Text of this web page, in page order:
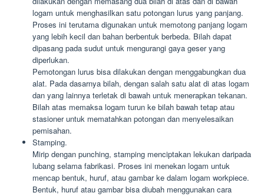
logam untuk menghasilkan satu potongan lurus yang panjang.
Proses ini terutama digunakan untuk memotong panjang logam
yang lebih kecil dan bahan berbentuk berbeda. Bilah dapat
dipasang pada sudut untuk mengurangi gaya geser yang
diperlukan.
Pemotongan lurus bisa dilakukan dengan menggabungkan dua
alat. Pada dasarnya bilah, dengan salah satu alat di atas logam
dan yang lainnya terletak di bawah untuk menerapkan tekanan.
Bilah atas memaksa logam turun ke bilah bawah tetap atau
stasioner untuk mematahkan potongan dan menyelesaikan
pemisahan.
Stamping.
Mirip dengan punching, stamping menciptakan lekukan daripada
lubang selama fabrikasi. Proses ini menekan logam untuk
mencap bentuk, huruf, atau gambar ke dalam logam workpiece.
Bentuk, huruf atau gambar bisa diubah menggunakan cara